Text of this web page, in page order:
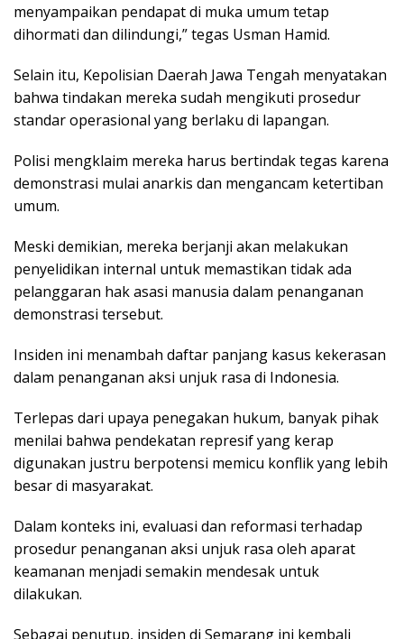
menyampaikan pendapat di muka umum tetap
dihormati dan dilindungi,” tegas Usman Hamid.
Selain itu, Kepolisian Daerah Jawa Tengah menyatakan
bahwa tindakan mereka sudah mengikuti prosedur
standar operasional yang berlaku di lapangan.
Polisi mengklaim mereka harus bertindak tegas karena
demonstrasi mulai anarkis dan mengancam ketertiban
umum.
Meski demikian, mereka berjanji akan melakukan
penyelidikan internal untuk memastikan tidak ada
pelanggaran hak asasi manusia dalam penanganan
demonstrasi tersebut.
Insiden ini menambah daftar panjang kasus kekerasan
dalam penanganan aksi unjuk rasa di Indonesia.
Terlepas dari upaya penegakan hukum, banyak pihak
menilai bahwa pendekatan represif yang kerap
digunakan justru berpotensi memicu konflik yang lebih
besar di masyarakat.
Dalam konteks ini, evaluasi dan reformasi terhadap
prosedur penanganan aksi unjuk rasa oleh aparat
keamanan menjadi semakin mendesak untuk
dilakukan.
Sebagai penutup, insiden di Semarang ini kembali